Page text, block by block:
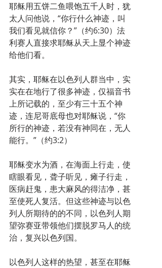
耶稣用五饼二鱼喂饱五千人时，犹
太人问他说，“你行什么神迹，叫
我们看见就信你？”（约6:30）法
利赛人直接求耶稣从天上显个神迹
给他们看。
其实，耶稣在以色列人群当中，实
实在在地行了很多神迹，仅福音书
上所记载的，至少有三十五个神
迹，连尼哥底母也对耶稣说，“你
所行的神迹，若没有神同在，无人
能行。”（约3:2）
耶稣变水为酒，在海面上行走，使
瞎眼看见，聋子听见，瘫子行走，
医病赶鬼，患大麻风的得洁净，甚
至使死人复活。但这些神迹与以色
列人所期待的的不同，以色列人期
望弥赛亚带领他们摆脱罗马人的统
治，复兴以色列国。
以色列人这样的热望，甚至在耶稣